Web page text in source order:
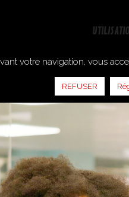
votre navigation, vous
REFUSER